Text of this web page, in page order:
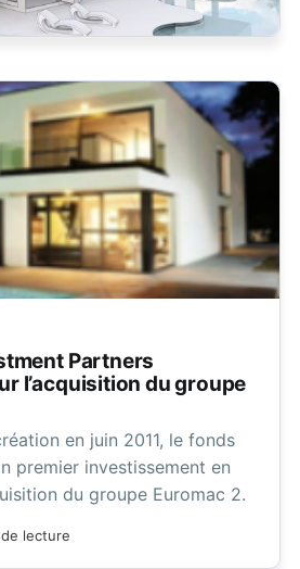
Partners
l’acquisition du groupe
en juin 2011, le fonds
premier investissement en
du groupe Euromac 2.
lecture